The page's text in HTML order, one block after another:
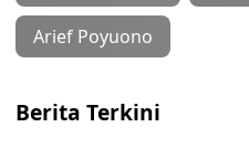
Arief Poyuono
Berita Terkini